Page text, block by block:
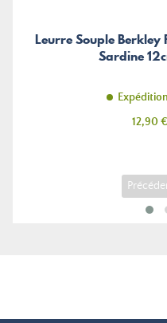
Leurre Souple
Sardine
Prix
12,90 €